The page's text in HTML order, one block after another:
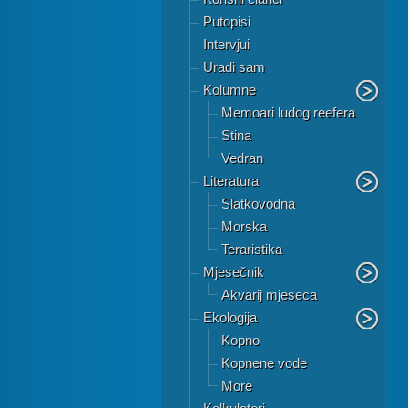
Putopisi
Intervjui
Uradi sam
Kolumne
Memoari ludog reefera
Stina
Vedran
Literatura
Slatkovodna
Morska
Teraristika
Mjesečnik
Akvarij mjeseca
Ekologija
Kopno
Kopnene vode
More